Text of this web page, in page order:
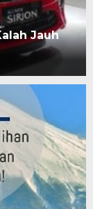
Jauh